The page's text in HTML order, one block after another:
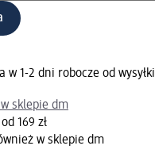
w 1-2 dni robocze od wysyłki
sklepie dm
169 zł
w sklepie dm